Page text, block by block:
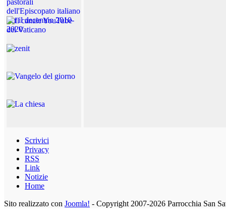
Scrivici
Privacy
RSS
Link
Notizie
Home
Sito realizzato con Joomla! - Copyright 2007-2026 Parrocchia San